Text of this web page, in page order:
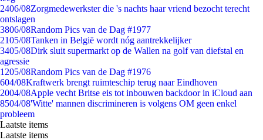
2406/08Zorgmedewerkster die 's nachts haar vriend bezocht terecht
ontslagen
3806/08Random Pics van de Dag #1977
2105/08Tanken in België wordt nóg aantrekkelijker
3405/08Dirk sluit supermarkt op de Wallen na golf van diefstal en
agressie
1205/08Random Pics van de Dag #1976
604/08Kraftwerk brengt ruimteschip terug naar Eindhoven
2004/08Apple vecht Britse eis tot inbouwen backdoor in iCloud aan
8504/08'Witte' mannen discrimineren is volgens OM geen enkel
probleem
Laatste items
Laatste items